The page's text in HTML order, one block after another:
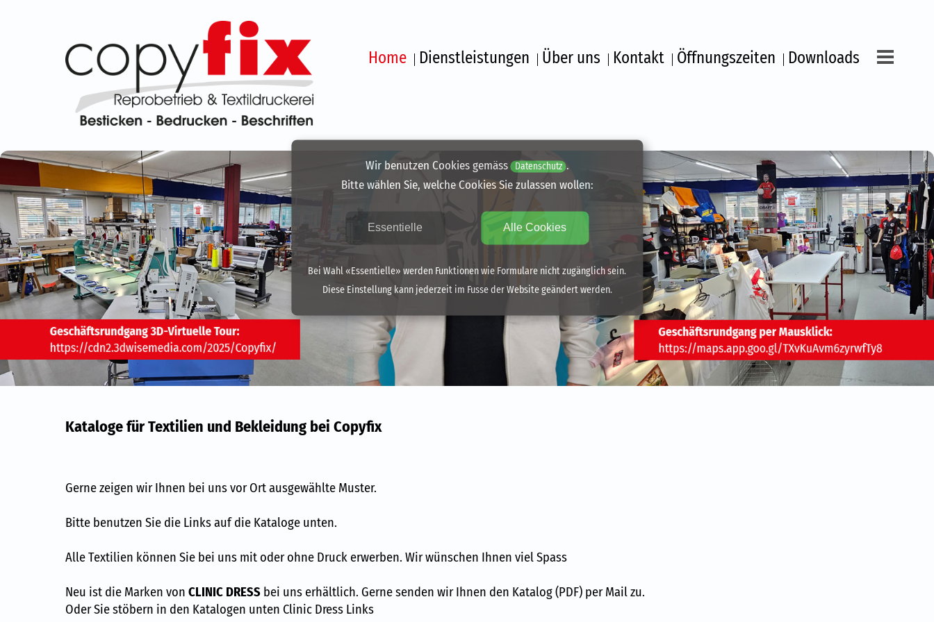
Home Dienstleistungen Über uns Kontakt Öffnungszeiten Downloads
Bedrucken
Beschriften
Über uns
Kontakt | Öffnungszeiten
Partner von Copyfix
Verkauf Siebdruck-Transfer für Händler, Sportgeschäfte
und Sportclub
Kataloge
Datenlieferung
Dienstleistungen
Kataloge für Textilien und Bekleidung bei Copyfix
Gerne zeigen wir Ihnen bei uns vor Ort ausgewählte Muster.
Bitte benutzen Sie die Links auf die Kataloge unten.
Alle Textilien können Sie bei uns mit oder ohne Druck erwerben. Wir wünschen Ihnen viel Spass
Neu ist die Marken vonCLINIC DRESS bei uns erhältlich. Gerne senden wir Ihnen den Katalog (PDF) per Mail zu.
Oder Sie stöbern in den Katalogen unten Clinic Dress Links
Wir benutzen Cookies gemäss Datenschutz .
Bitte wählen Sie, welche Cookies Sie zulassen wollen:
Essentielle Alle Cookies
Bei Wahl «Essentielle» werden Funktionen wie Formulare nicht zugänglich sein.
Diese Einstellung kann jederzeit im Fusse der Website geändert werden.